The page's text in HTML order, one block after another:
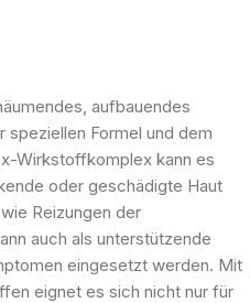
aufbauendes
speziellen Formel und dem
Wirkstoffkomplex kann es
oder geschädigte Haut
Reizungen der
auch als unterstützende
eingesetzt werden. Mit
eignet es sich nicht nur für